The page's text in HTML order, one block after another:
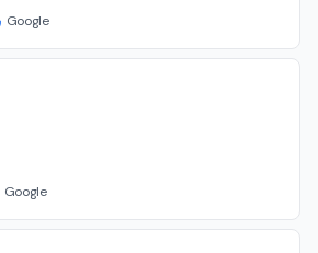
dahin zahlen wir gerne weiter voll
bezahlt werden. Das finden wir
Google
Google